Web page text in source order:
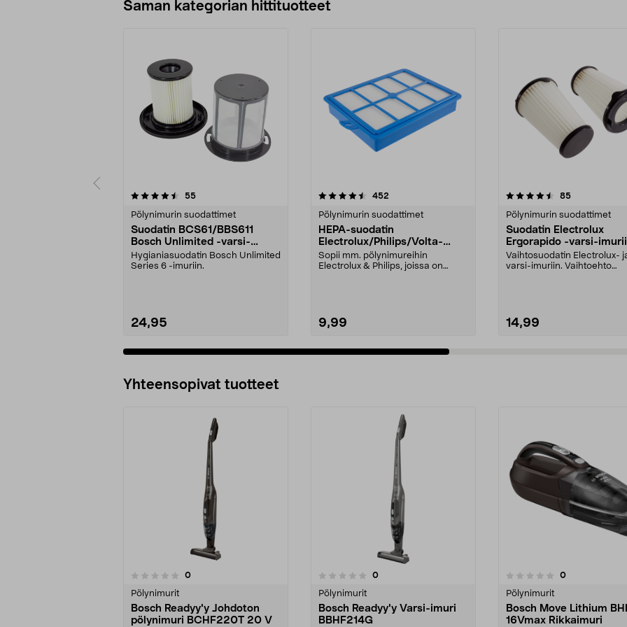
Saman kategorian hittituotteet
55arvostelut
Pölynimurin suodattimet
Suodatin BCS61/BBS611
Bosch Unlimited -varsi-
imuriin
Hygianiasuodatin Bosch Unlimited
Series 6 -imuriin.
24,95
4.5 viidestä
452
Pölynimurin suodattimet
HEPA-suodatin
Electrolux/Philips/Volta-
pölynimureihin
Sopii mm. pölynimureihin
Electrolux & Philips, joissa on
9,99
4.5 viidestä
85arvostelut
Pölynimurin suodattimet
Suodatin Electrolux
Ergorapido -varsi-
Vaihtosuodatin Electrolux-
varsi-imuriin. Vaihtoehto
14,99
4.5 viidestä
Yhteensopivat tuotteet
0arvostelut
Pölynimurit
Bosch Readyy'y Johdoton
pölynimuri BCHF220T 20 V
0.0 viidestä
0arvostelut
Pölynimurit
Bosch Readyy'y Varsi-imuri
BBHF214G
0.0 viidestä
0arvostelut
Pölynimurit
Bosch Move Lithium
16Vmax Rikkaimuri